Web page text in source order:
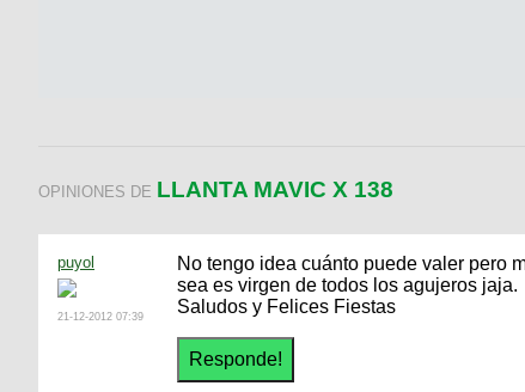
OPINIONES DE LLANTA MAVIC X 138
puyol
21-12-2012 07:39
No tengo idea cuánto puede valer pero
sea es virgen de todos los agujeros jaja.
Saludos y Felices Fiestas